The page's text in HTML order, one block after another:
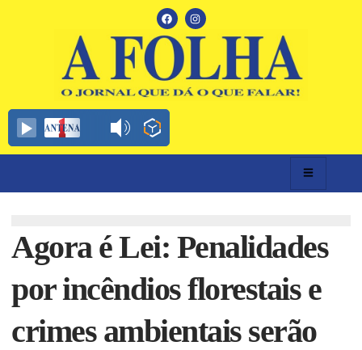
Agora é Lei: Penalidades
por incêndios florestais e
crimes ambientais serão